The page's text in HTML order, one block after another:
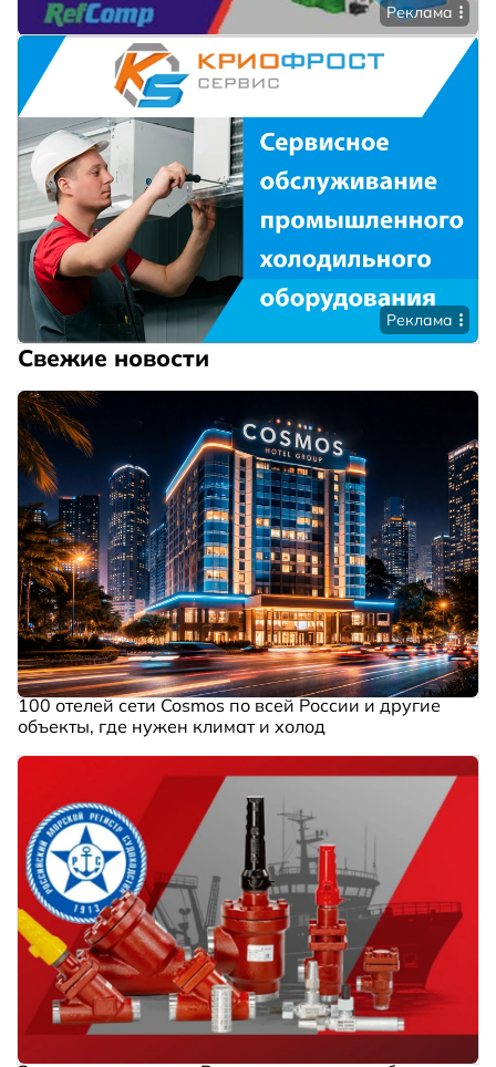
Реклама
Реклама
Свежие новости
100 отелей сети Cosmos по всей России и другие
объекты, где нужен климат и холод